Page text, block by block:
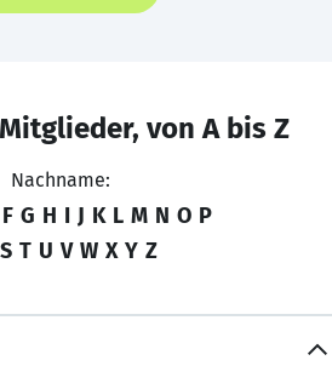
von A bis Z
Nachname:
F G H I J K L M N O P
S T U V W X Y Z